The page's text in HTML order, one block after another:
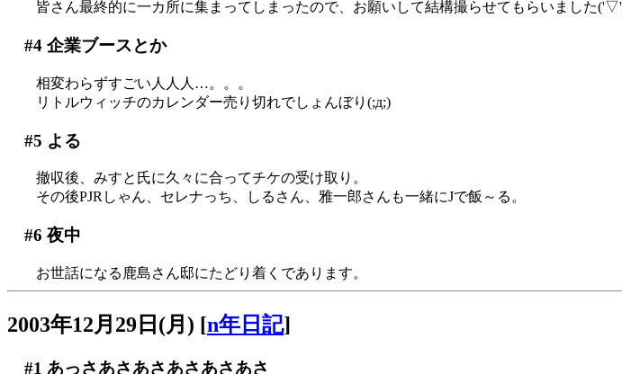
皆さん最終的に一カ所に集まってしまったので、お願いして結構撮らせてもらいました
#4企業ブースとか
相変わらずすごい人人人…。。。
リトルウィッチのカレンダー売り切れでしょんぼり(;д;)
#5 よる
撤収後、みすと氏に久々に合ってチケの受け取り。
その後PJRしゃん、セレナっち、しるさん、雅一郎さんも一緒にJで飯～る。
#6 夜中
お世話になる鹿島さん邸にたどり着くであります。
2003年12月29日(月) [n年日記]
#1 あっさあさあさあさあさあさ